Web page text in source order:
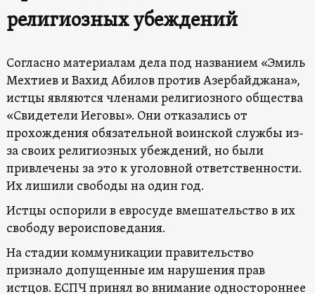
религиозных убеждений
Согласно материалам дела под названием «Эмиль
Мехтиев и Вахид Абилов против Азербайджана»,
истцы являются членами религиозного общества
«Свидетели Иеговы». Они отказались от
прохождения обязательной воинской службы из-
за своих религиозных убеждений, но были
привлечены за это к уголовной ответственности.
Их лишили свободы на один год.
Истцы оспорили в евросуде вмешательство в их
свободу вероисповедания.
На стадии коммуникации правительство
признало допущенные им нарушения прав
истцов. ЕСПЧ принял во внимание одностороннее